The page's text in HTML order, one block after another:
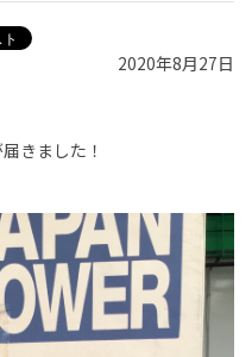
2020年8月27日
きました！